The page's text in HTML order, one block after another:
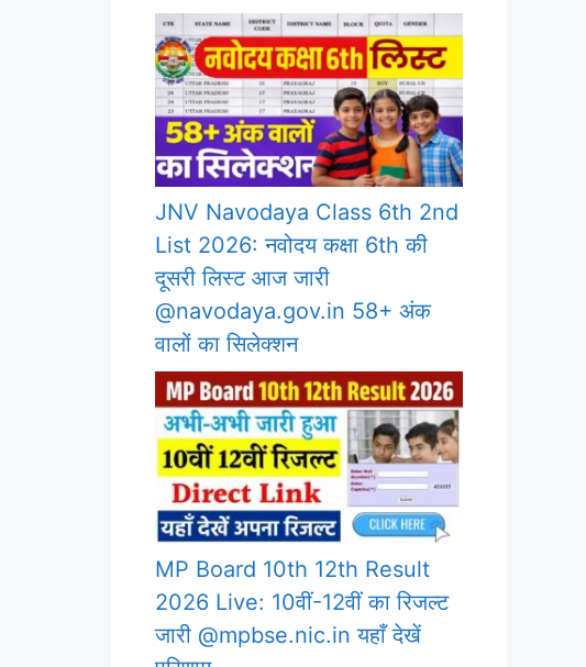
JNV Navodaya Class 6th 2nd
List 2026: नवोदय कक्षा 6th की
दूसरी लिस्ट आज जारी
@navodaya.gov.in 58+ अंक
वालों का सिलेक्शन
MP Board 10th 12th Result
2026 Live: 10वीं-12वीं का रिजल्ट
जारी @mpbse.nic.in यहाँ देखें